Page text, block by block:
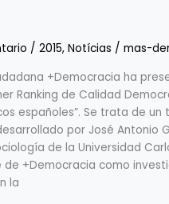
/ 2015, Notícias / mas-
+Democracia ha
Ranking de Calidad
españoles”. Se trata de un
por José Antonio
de la Universidad
+Democracia como
la